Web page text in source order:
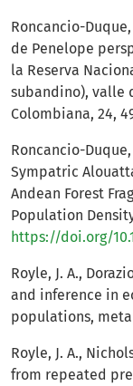
Roncancio-
de Penelope
la Reserva
subandino), valle
Colombiana, 24,
Roncancio-Duque,
Sympatric
Andean Forest
Population
https://doi.org/
Royle, J. A.,
and inference in
populations,
Royle, J. A.,
from repeated